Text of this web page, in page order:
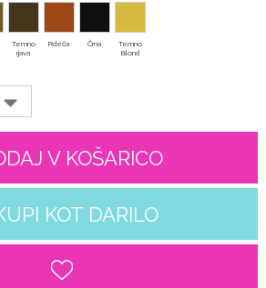
Temno
rjava
Rdeča Črna
Temno
Blond
V KOŠARICO
KOT DARILO